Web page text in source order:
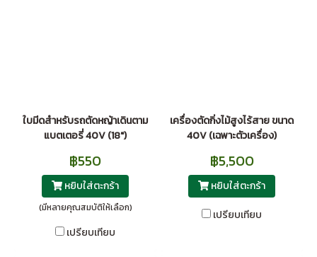
ใบมีดสำหรับรถตัดหญ้าเดินตาม
แบตเตอรี่ 40V (18")
฿550
หยิบใส่ตะกร้า
(มีหลายคุณสมบัติให้เลือก)
เปรียบเทียบ
เครื่องตัดกิ่งไม้สูงไร้สาย ขนาด
40V (เฉพาะตัวเครื่อง)
฿5,500
หยิบใส่ตะกร้า
เปรียบเทียบ